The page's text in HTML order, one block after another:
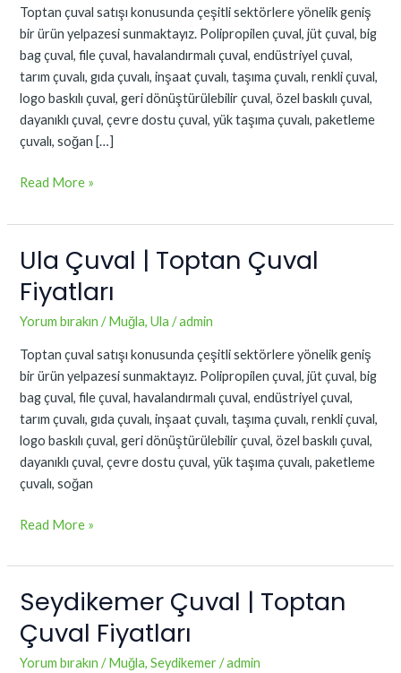
Toptan çuval satışı konusunda çeşitli sektörlere yönelik geniş
bir ürün yelpazesi sunmaktayız. Polipropilen çuval, jüt çuval, big
bag çuval, file çuval, havalandırmalı çuval, endüstriyel çuval,
tarım çuvalı, gıda çuvalı, inşaat çuvalı, taşıma çuvalı, renkli çuval,
logo baskılı çuval, geri dönüştürülebilir çuval, özel baskılı çuval,
dayanıklı çuval, çevre dostu çuval, yük taşıma çuvalı, paketleme
çuvalı, soğan […]
Fiyatları
Read More »
Ula Çuval | Toptan Çuval
Fiyatları
Yorum bırakın /Muğla,Ula /admin
Toptan çuval satışı konusunda çeşitli sektörlere yönelik geniş
bir ürün yelpazesi sunmaktayız. Polipropilen çuval, jüt çuval, big
bag çuval, file çuval, havalandırmalı çuval, endüstriyel çuval,
tarım çuvalı, gıda çuvalı, inşaat çuvalı, taşıma çuvalı, renkli çuval,
logo baskılı çuval, geri dönüştürülebilir çuval, özel baskılı çuval,
dayanıklı çuval, çevre dostu çuval, yük taşıma çuvalı, paketleme
çuvalı, soğan
Ula
|
Toptan
Fiyatları
Read More »
Seydikemer Çuval | Toptan
Çuval Fiyatları
Yorum bırakın /Muğla,Seydikemer/admin
Seydikemer
|
Toptan